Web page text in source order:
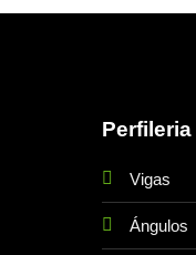
Perfileria
Vigas
Ángulos